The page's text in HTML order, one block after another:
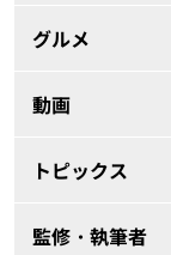
グルメ
動画
トピックス
監修・執筆者